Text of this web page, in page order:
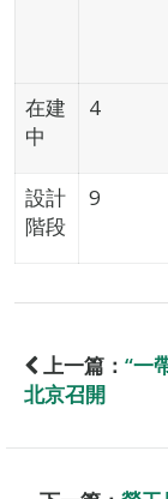
在建
中
4
設計
階段
9
上一篇： “一
北京召開